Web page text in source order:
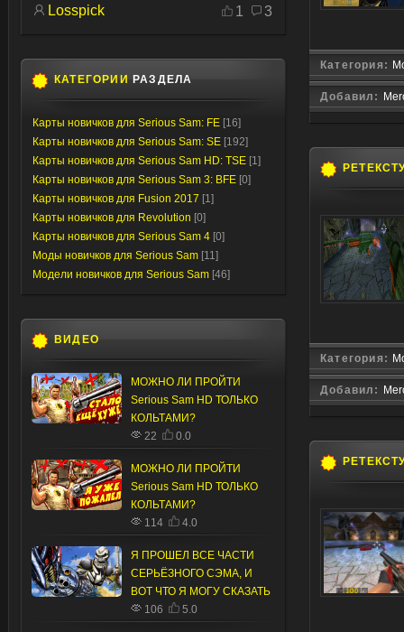
Категория:
Добавил:
Категория:
Добавил:
Losspick 1 3
КАТЕГОРИИ РАЗДЕЛА
Карты новичков для Serious Sam: FE [16]
Карты новичков для Serious Sam: SE [192]
Карты новичков для Serious Sam HD: TSE [1]
Карты новичков для Serious Sam 3: BFE [0]
Карты новичков для Fusion 2017 [1]
Карты новичков для Revolution [0]
Карты новичков для Serious Sam 4 [0]
Моды новичков для Serious Sam [11]
Модели новичков для Serious Sam [46]
ВИДЕО
МОЖНО ЛИ ПРОЙТИ
Serious Sam HD ТОЛЬКО
КОЛЬТАМИ?
22
0.0
МОЖНО ЛИ ПРОЙТИ
Serious Sam HD ТОЛЬКО
КОЛЬТАМИ?
114
4.0
Я ПРОШЕЛ ВСЕ ЧАСТИ
СЕРЬЁЗНОГО СЭМА, И
ВОТ ЧТО Я МОГУ СКАЗАТЬ
106
5.0